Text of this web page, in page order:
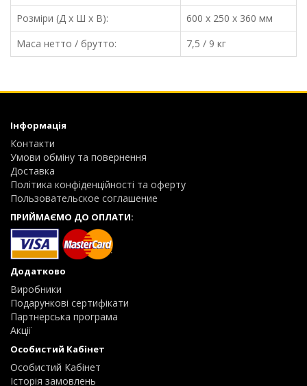
Розміри (Д х Ш х В):
600 x 250 x 360 мм
Маса нетто / брутто:
7,5 / 9 кг
Інформація
Контакти
Умови обміну та повернення
Доставка
Політика конфіденційності та оферту
Пользовательское соглашение
ПРИЙМАЄМО ДО ОПЛАТИ:
Додатково
Виробники
Подарункові сертифікати
Партнерська програма
Акції
Особистий Кабінет
Особистий Кабінет
Історія замовлень